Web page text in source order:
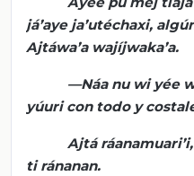
já’aye ja’utéchaxi,
Ajtáwa’a wajíjwaka’a.
—Náa nu wi yée
yúuricon todo y
Ajtá ráanamuari’i,
tiránanan.